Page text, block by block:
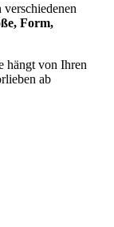
Form,
hängt von Ihren
ab